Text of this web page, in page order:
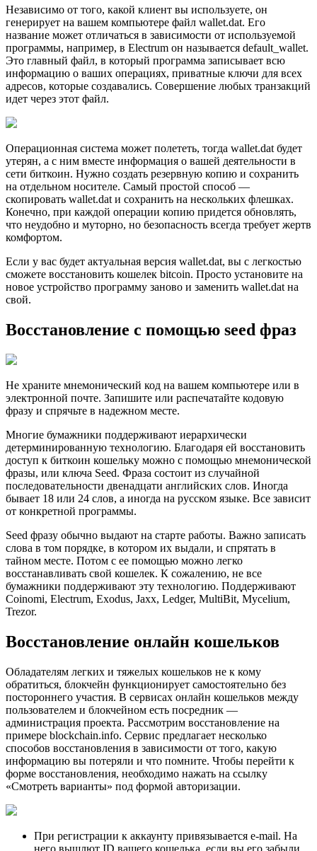
Независимо от того, какой клиент вы используете, он
генерирует на вашем компьютере файл wallet.dat. Его
название может отличаться в зависимости от используемой
программы, например, в Electrum он называется default_wallet.
Это главный файл, в который программа записывает всю
информацию о ваших операциях, приватные ключи для всех
адресов, которые создавались. Совершение любых транзакций
идет через этот файл.
Операционная система может полететь, тогда wallet.dat будет
утерян, а с ним вместе информация о вашей деятельности в
сети биткоин. Нужно создать резервную копию и сохранить
на отдельном носителе. Самый простой способ —
скопировать wallet.dat и сохранить на нескольких флешках.
Конечно, при каждой операции копию придется обновлять,
что неудобно и муторно, но безопасность всегда требует жертв
комфортом.
Если у вас будет актуальная версия wallet.dat, вы с легкостью
сможете восстановить кошелек bitcoin. Просто установите на
новое устройство программу заново и заменить wallet.dat на
свой.
Восстановление с помощью seed фраз
Не храните мнемонический код на вашем компьютере или в
электронной почте. Запишите или распечатайте кодовую
фразу и спрячьте в надежном месте.
Многие бумажники поддерживают иерархически
детерминированную технологию. Благодаря ей восстановить
доступ к биткоин кошельку можно с помощью мнемонической
фразы, или ключа Seed. Фраза состоит из случайной
последовательности двенадцати английских слов. Иногда
бывает 18 или 24 слов, а иногда на русском языке. Все зависит
от конкретной программы.
Seed фразу обычно выдают на старте работы. Важно записать
слова в том порядке, в котором их выдали, и спрятать в
тайном месте. Потом с ее помощью можно легко
восстанавливать свой кошелек. К сожалению, не все
бумажники поддерживают эту технологию. Поддерживают
Coinomi, Electrum, Exodus, Jaxx, Ledger, MultiBit, Mycelium,
Trezor.
Восстановление онлайн кошельков
Обладателям легких и тяжелых кошельков не к кому
обратиться, блокчейн функционирует самостоятельно без
постороннего участия. В сервисах онлайн кошельков между
пользователем и блокчейном есть посредник —
администрация проекта. Рассмотрим восстановление на
примере blockchain.info. Сервис предлагает несколько
способов восстановления в зависимости от того, какую
информацию вы потеряли и что помните. Чтобы перейти к
форме восстановления, необходимо нажать на ссылку
«Смотреть варианты» под формой авторизации.
При регистрации к аккаунту привязывается e-mail. На
него вышлют ID вашего кошелька, если вы его забыли.